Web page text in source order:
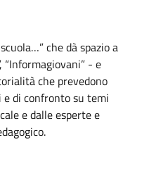
che dà spazio a
“Informagiovani” - e
che prevedono
di confronto su temi
e dalle esperte e